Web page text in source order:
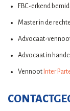
FBC-erkend
Master in de
Advocaat-
Advocaat in
Vennoot Inter